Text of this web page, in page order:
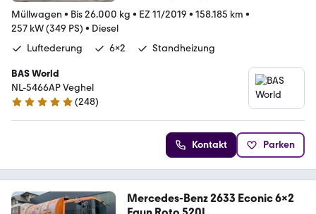
Müllwagen • Bis 26.000 kg • EZ 11/2019 • 158.185 km •
257 kW (349 PS) • Diesel
Luftederung
6x2 Standheizung
BAS World
NL-5466AP Veghel
4.8 Sterne
(248)
Kontakt Parken
Mercedes-Benz 2633 Econic 6x2